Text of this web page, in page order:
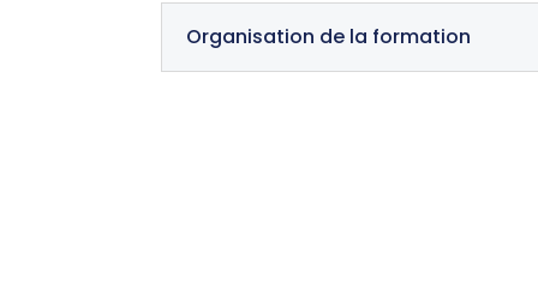
Organisation de la formation